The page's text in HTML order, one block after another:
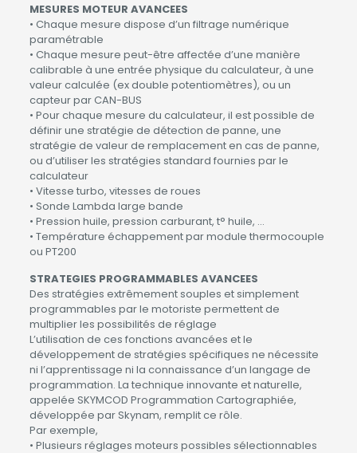
MESURES MOTEUR AVANCEES
• Chaque mesure dispose d’un filtrage numérique
paramétrable
• Chaque mesure peut-être affectée d’une manière
calibrable à une entrée physique du calculateur, à une
valeur calculée (ex double potentiomètres), ou un
capteur par CAN-BUS
• Pour chaque mesure du calculateur, il est possible de
définir une stratégie de détection de panne, une
stratégie de valeur de remplacement en cas de panne,
ou d’utiliser les stratégies standard fournies par le
calculateur
• Vitesse turbo, vitesses de roues
• Sonde Lambda large bande
• Pression huile, pression carburant, t° huile, …
• Température échappement par module thermocouple
ou PT200
STRATEGIES PROGRAMMABLES AVANCEES
Des stratégies extrêmement souples et simplement
programmables par le motoriste permettent de
multiplier les possibilités de réglage
L’utilisation de ces fonctions avancées et le
développement de stratégies spécifiques ne nécessite
ni l’apprentissage ni la connaissance d’un langage de
programmation. La technique innovante et naturelle,
appelée SKYMCOD Programmation Cartographiée,
développée par Skynam, remplit ce rôle.
Par exemple,
• Plusieurs réglages moteurs possibles sélectionnables